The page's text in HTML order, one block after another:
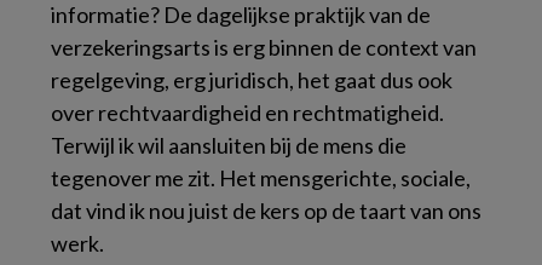
informatie? De dagelijkse praktijk van de
verzekeringsarts is erg binnen de context van
regelgeving, erg juridisch, het gaat dus ook
over rechtvaardigheid en rechtmatigheid.
Terwijl ik wil aansluiten bij de mens die
tegenover me zit. Het mensgerichte, sociale,
dat vind ik nou juist de kers op de taart van ons
werk.